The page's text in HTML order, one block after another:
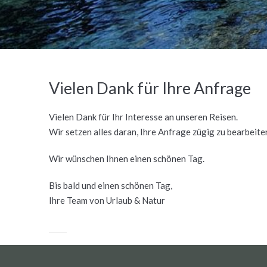
Vielen Dank für Ihre Anfrage
Vielen Dank für Ihr Interesse an unseren Reisen.
Wir setzen alles daran, Ihre Anfrage zügig zu
Wir wünschen Ihnen einen schönen Tag.
Bis bald und einen schönen Tag,
Ihre Team von Urlaub & Natur